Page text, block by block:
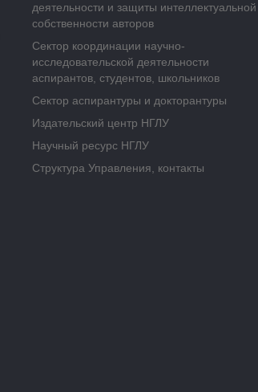
деятельности и защиты интеллектуальной
собственности авторов
Сектор координации научно-
исследовательской деятельности
аспирантов, студентов, школьников
Сектор аспирантуры и докторантуры
Издательский центр НГЛУ
Научный ресурс НГЛУ
Структура Управления, контакты